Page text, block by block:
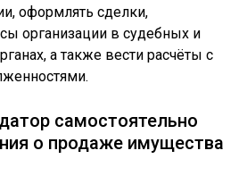
оформлять сделки,
организации в судебных и
а также вести расчёты с
самостоятельно
о продаже имущества